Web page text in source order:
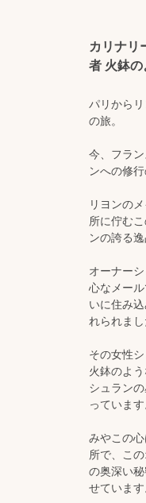
カリナリ
者 火鉢の
パリから
の旅。
今、フラ
ンへの修
リヨンの
所に佇む
ンの誇る逸
オーナー
心なメー
いに住み
れられまし
その女性
火鉢のよ
シュラン
っています
みやこの
所で、こ
の奥深い
せています